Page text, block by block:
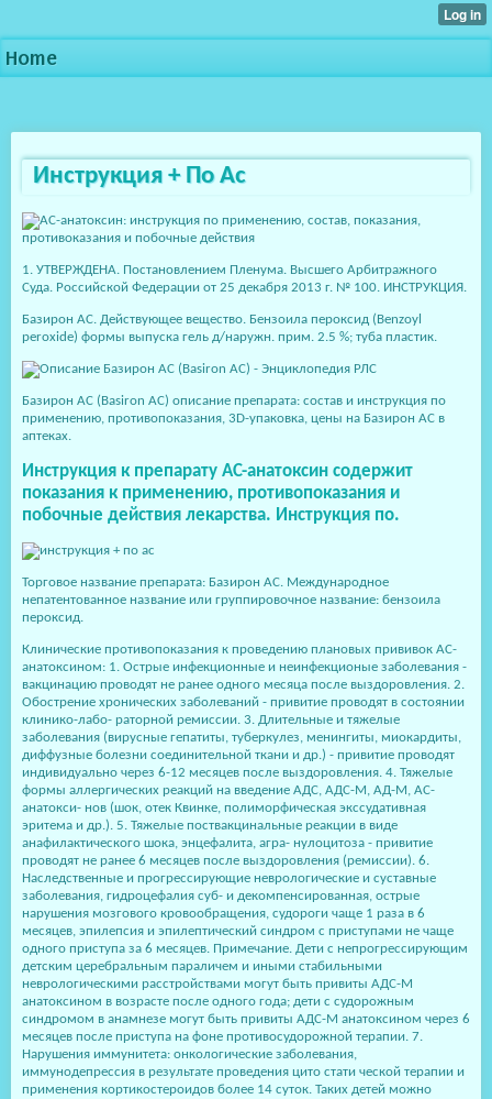
Home
Инструкция + По Ас
1. УТВЕРЖДЕНА. Постановлением Пленума. Высшего Арбитражного
Суда. Российской Федерации от 25 декабря 2013 г. № 100. ИНСТРУКЦИЯ.
Базирон АС. Действующее вещество. Бензоила пероксид (Benzoyl
peroxide) формы выпуска гель д/наружн. прим. 2.5 %; туба пластик.
Базирон АС (Basiron AC) описание препарата: состав и инструкция по
применению, противопоказания, 3D-упаковка, цены на Базирон АС в
аптеках.
Инструкция к препарату АС-анатоксин содержит
показания к применению, противопоказания и
побочные действия лекарства. Инструкция по.
Торговое название препарата: Базирон АС. Международное
непатентованное название или группировочное название: бензоила
пероксид.
Клинические противопоказания к проведению плановых прививок АС-
анатоксином: 1. Острые инфекционные и неинфекционые заболевания -
вакцинацию проводят не ранее одного месяца после выздоровления. 2.
Обострение хронических заболеваний - привитие проводят в состоянии
клинико-лабо- раторной ремиссии. 3. Длительные и тяжелые
заболевания (вирусные гепатиты, туберкулез, менингиты, миокардиты,
диффузные болезни соединительной ткани и др.) - привитие проводят
индивидуально через 6-12 месяцев после выздоровления. 4. Тяжелые
формы аллергических реакций на введение АДС, АДС-М, АД-М, АС-
анатокси- нов (шок, отек Квинке, полиморфическая экссудативная
эритема и др.). 5. Тяжелые поствакцинальные реакции в виде
анафилактического шока, энцефалита, агра- нулоцитоза - привитие
проводят не ранее 6 месяцев после выздоровления (ремиссии). 6.
Наследственные и прогрессирующие неврологические и суставные
заболевания, гидроцефалия суб- и декомпенсированная, острые
нарушения мозгового кровообращения, судороги чаще 1 раза в 6
месяцев, эпилепсия и эпилептический синдром с приступами не чаще
одного приступа за 6 месяцев. Примечание. Дети с непрогрессирующим
детским церебральным параличем и иными стабильными
неврологическими расстройствами могут быть привиты АДС-М
анатоксином в возрасте после одного года; дети с судорожным
синдромом в анамнезе могут быть привиты АДС-М анатоксином через 6
месяцев после приступа на фоне противосудорожной терапии. 7.
Нарушения иммунитета: онкологические заболевания,
иммунодепрессия в результате проведения цито стати ческой терапии и
применения кортикостероидов более 14 суток. Таких детей можно